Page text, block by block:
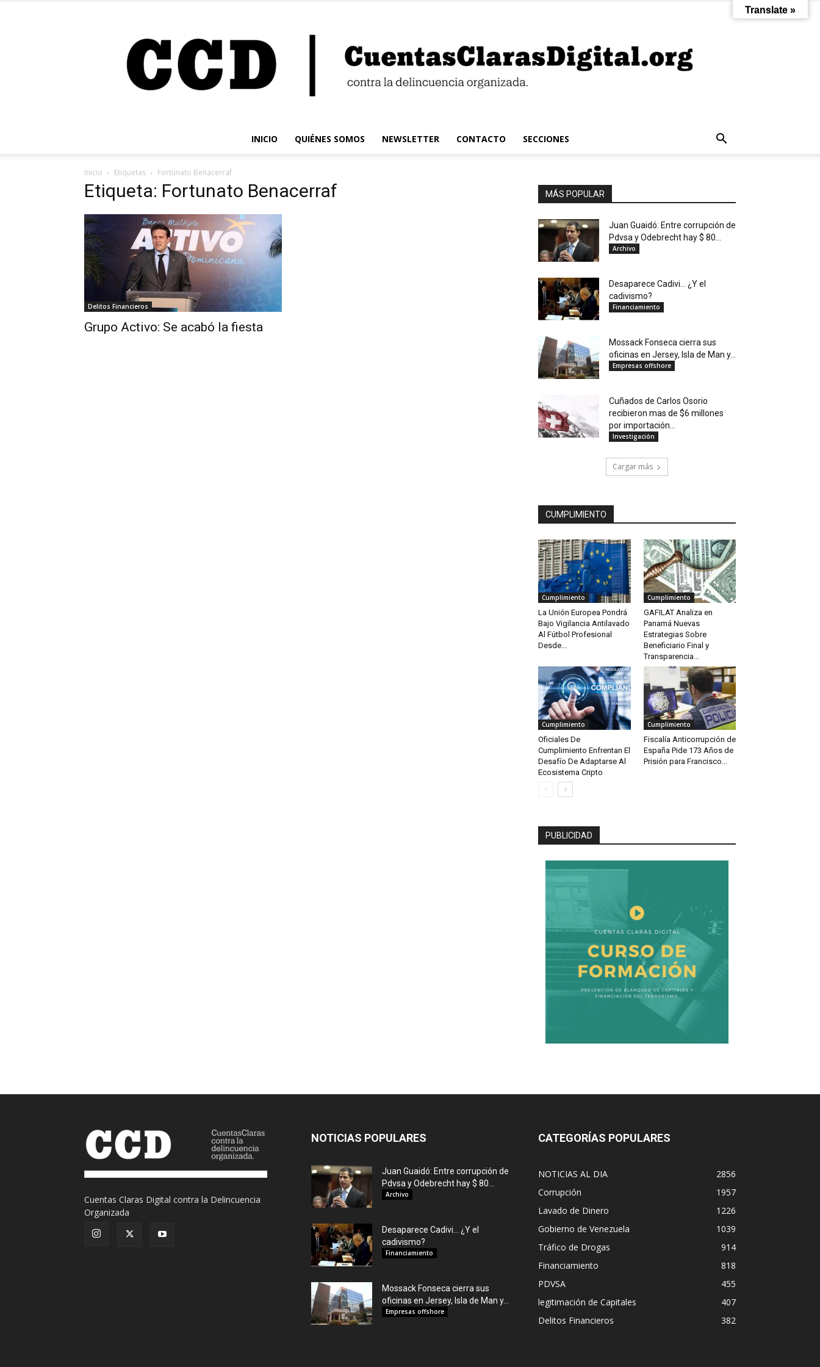
INICIO QUIÉNES SOMOS NEWSLETTER CONTACTO SECCIONES
Inicio Etiquetas Fortunato Benacerraf
Etiqueta: Fortunato Benacerraf
Delitos Financieros
Grupo Activo: Se acabó la fiesta
MÁS POPULAR
Juan Guaidó: Entre corrupción de
Pdvsa y Odebrecht hay $ 80...
Archivo
Desaparece Cadivi… ¿Y el
cadivismo?
Financiamiento
Mossack Fonseca cierra sus
oficinas en Jersey, Isla de Man y...
Empresas offshore
Cuñados de Carlos Osorio
recibieron mas de $6 millones
por importación...
Investigación
Cargar más
CUMPLIMIENTO
Cumplimiento
La Unión Europea Pondrá
Bajo Vigilancia Antilavado
Al Fútbol Profesional
Desde...
Cumplimiento
GAFILAT Analiza en
Panamá Nuevas
Estrategias Sobre
Beneficiario Final y
Transparencia...
Cumplimiento
Oficiales De
Cumplimiento Enfrentan El
Desafío De Adaptarse Al
Ecosistema Cripto
Cumplimiento
Fiscalía Anticorrupción de
España Pide 173 Años de
Prisión para Francisco...
PUBLICIDAD
Cuentas Claras Digital contra la Delincuencia
Organizada
NOTICIAS POPULARES
Juan Guaidó: Entre corrupción de
Pdvsa y Odebrecht hay $ 80...
Archivo
Desaparece Cadivi… ¿Y el
cadivismo?
Financiamiento
Mossack Fonseca cierra sus
oficinas en Jersey, Isla de Man y...
Empresas offshore
CATEGORÍAS POPULARES
NOTICIAS AL DIA
2856
Corrupción
1957
Lavado de Dinero
1226
Gobierno de Venezuela
1039
Tráfico de Drogas
914
Financiamiento
818
PDVSA
455
legitimación de Capitales
407
Delitos Financieros
382
Translate »